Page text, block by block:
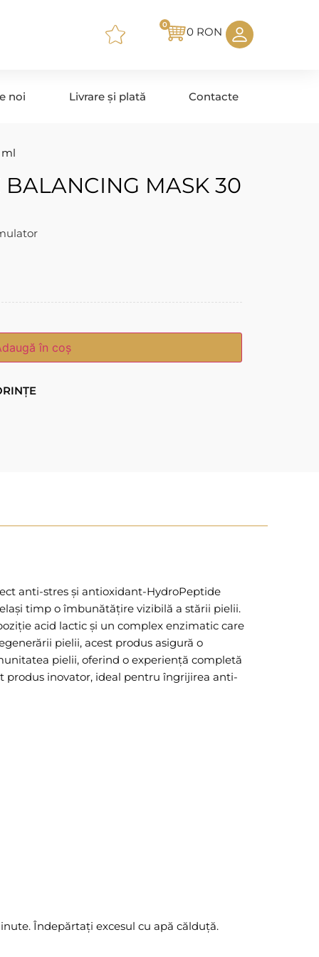
0 RON
0
noi Livrare și plată Contacte
ml
BALANCING MASK 30
în coș
anti-stres și antioxidant-HydroPeptide
timp o îmbunătățire vizibilă a stării pielii.
acid lactic și un complex enzimatic care
pielii, acest produs asigură o
pielii, oferind o experiență completă
produs inovator, ideal pentru îngrijirea anti-
Îndepărtați excesul cu apă călduță.